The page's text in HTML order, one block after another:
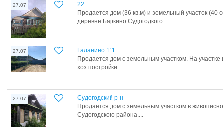
27.07
22
Продается дом (36 кв.м) и земельный участок (40
деревне Баркино Судогодкого...
27.07
Галанино 111
Продается дом с земельным участком. На участке
хоз.постройки.
27.07
Судогодский р-н
Продается дом с земельным участком в
Судогодского района....